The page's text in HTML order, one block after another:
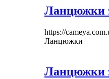
Ланцюжки
https://
Ланцюжки
Ланцюжки